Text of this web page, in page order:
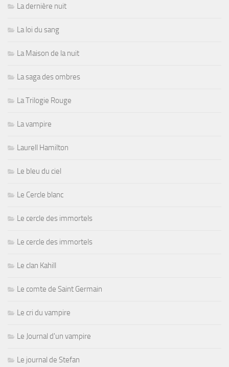
La dernière nuit
La loi du sang
La Maison de la nuit
La saga des ombres
La Trilogie Rouge
La vampire
Laurell Hamilton
Le bleu du ciel
Le Cercle blanc
Le cercle des immortels
Le cercle des immortels
Le clan Kahill
Le comte de Saint Germain
Le cri du vampire
Le Journal d'un vampire
Le journal de Stefan